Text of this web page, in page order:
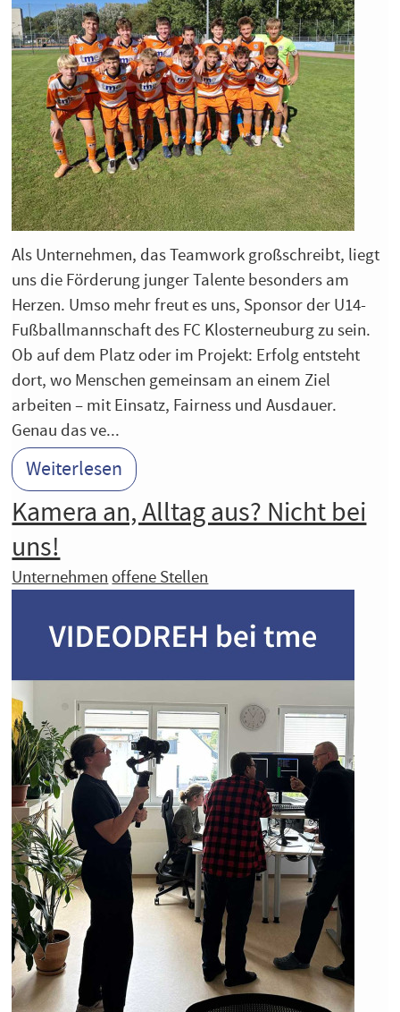
Als Unternehmen, das Teamwork großschreibt, liegt
uns die Förderung junger Talente besonders am
Herzen. Umso mehr freut es uns, Sponsor der U14-
Fußballmannschaft des FC Klosterneuburg zu sein.
Ob auf dem Platz oder im Projekt: Erfolg entsteht
dort, wo Menschen gemeinsam an einem Ziel
arbeiten – mit Einsatz, Fairness und Ausdauer.
Genau das ve...
Weiterlesen
Kamera an, Alltag aus? Nicht bei
uns!
Unternehmen offene Stellen